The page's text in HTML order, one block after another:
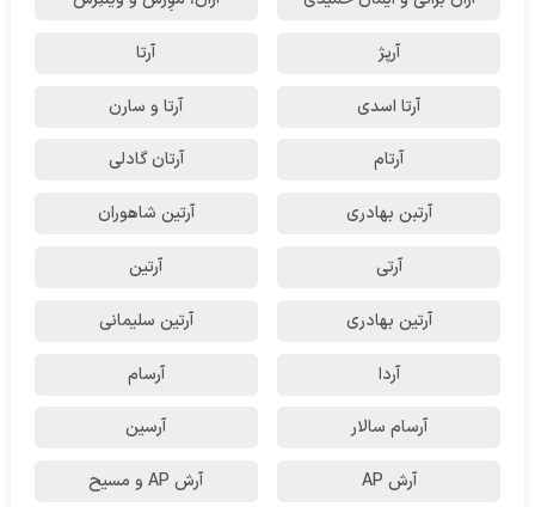
آرپژ آرتا
آرتا اسدی آرتا و سارن
آرتام آرتان گادلی
آرتبن بهادری آرتين شاهوران
آرتی آرتین
آرتین بهادری آرتین سلیمانی
آردا آرسام
آرسام سالار آرسین
آرش AP آرش AP و مسیح